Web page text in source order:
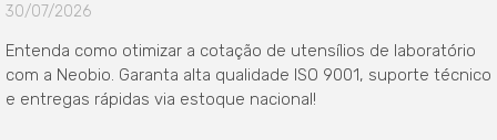
30/07/2026
Entenda como otimizar a cotação de utensílios de laboratório
com a Neobio. Garanta alta qualidade ISO 9001, suporte técnico
e entregas rápidas via estoque nacional!